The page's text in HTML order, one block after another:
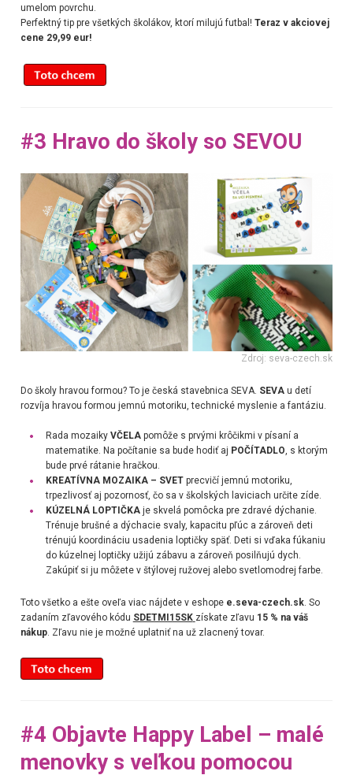
umelom povrchu.
Perfektný tip pre všetkých školákov, ktorí milujú futbal! Teraz v akciovej
cene 29,99 eur!
#3 Hravo do školy so SEVOU
Zdroj: seva-czech.sk
Do školy hravou formou? To je česká stavebnica SEVA. SEVAu detí
rozvíja hravou formou jemnú motoriku, technické myslenie a fantáziu.
Rada mozaiky VČELApomôže s prvými krôčikmi v písaní a
matematike. Na počítanie sa bude hodiť aj POČÍTADLO, s ktorým
bude prvé rátanie hračkou.
KREATÍVNA MOZAIKA – SVETprecvičí jemnú motoriku,
trpezlivosť aj pozornosť, čo sa v školských laviciach určite zíde.
KÚZELNÁ LOPTIČKAje skvelá pomôcka pre zdravé dýchanie.
Trénuje brušné a dýchacie svaly, kapacitu pľúc a zároveň deti
trénujú koordináciu usadenia loptičky späť. Deti si vďaka fúkaniu
do kúzelnej loptičky užijú zábavu a zároveň posilňujú dych.
Zakúpiť si ju môžete v štýlovej ružovej alebo svetlomodrej farbe.
Toto všetko a ešte oveľa viac nájdete v eshopee.seva-czech.sk. So
zadaním zľavového kódu SDETMI15SK získate zľavu 15 % na váš
nákup. Zľavu nie je možné uplatniť na už zlacnený tovar.
#4 Objavte Happy Label – malé
menovky s veľkou pomocou